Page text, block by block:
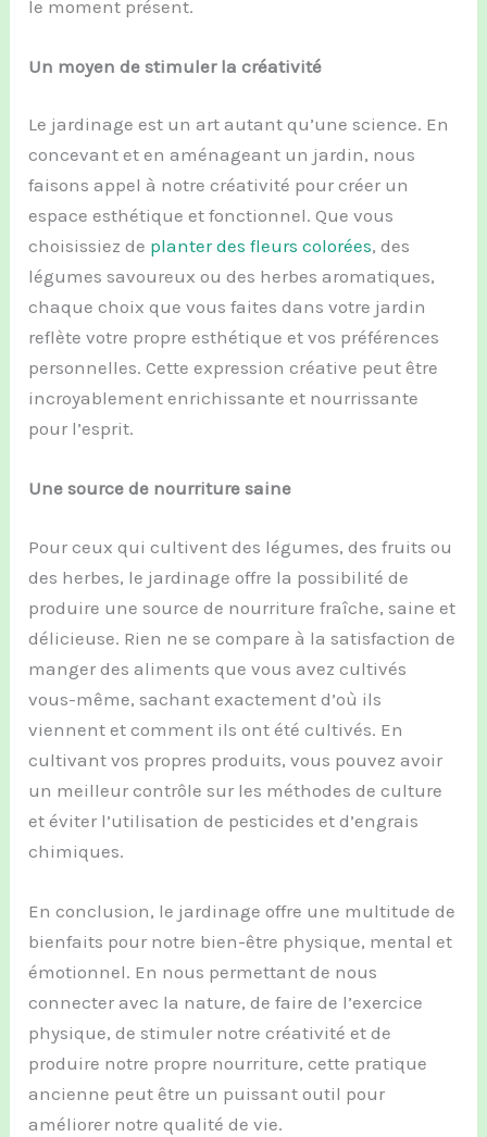
le moment présent.
Un moyen de stimuler la créativité
Le jardinage est un art autant qu’une science. En
concevant et en aménageant un jardin, nous
faisons appel à notre créativité pour créer un
espace esthétique et fonctionnel. Que vous
choisissiez de planter des fleurs colorées, des
légumes savoureux ou des herbes aromatiques,
chaque choix que vous faites dans votre jardin
reflète votre propre esthétique et vos préférences
personnelles. Cette expression créative peut être
incroyablement enrichissante et nourrissante
pour l’esprit.
Une source de nourriture saine
Pour ceux qui cultivent des légumes, des fruits ou
des herbes, le jardinage offre la possibilité de
produire une source de nourriture fraîche, saine et
délicieuse. Rien ne se compare à la satisfaction de
manger des aliments que vous avez cultivés
vous-même, sachant exactement d’où ils
viennent et comment ils ont été cultivés. En
cultivant vos propres produits, vous pouvez avoir
un meilleur contrôle sur les méthodes de culture
et éviter l’utilisation de pesticides et d’engrais
chimiques.
En conclusion, le jardinage offre une multitude de
bienfaits pour notre bien-être physique, mental et
émotionnel. En nous permettant de nous
connecter avec la nature, de faire de l’exercice
physique, de stimuler notre créativité et de
produire notre propre nourriture, cette pratique
ancienne peut être un puissant outil pour
améliorer notre qualité de vie.